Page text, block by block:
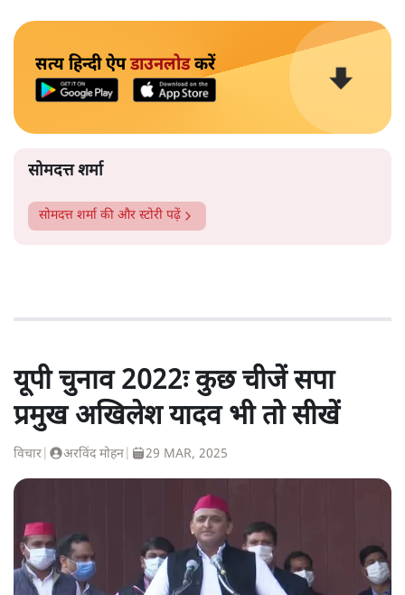
सत्य हिन्दी ऐपडाउनलोडकरें
सोमदत्त शर्मा
सोमदत्त शर्मा की और स्टोरी पढ़ें
यूपी चुनाव 2022ः कुछ चीजें सपा
प्रमुख अखिलेश यादव भी तो सीखें
विचार अरविंद मोहन 29 MAR, 2025